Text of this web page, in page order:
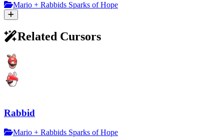
Mario + Rabbids Sparks of Hope
Related Cursors
Rabbid
Mario + Rabbids Sparks of Hope